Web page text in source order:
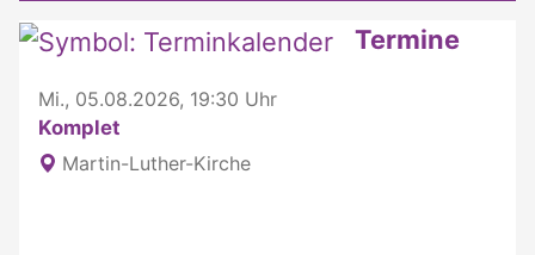
Weitere interessante Inhalte Termine
Mi., 05.08.2026, 19:30 Uhr
Komplet
Martin-Luther-Kirche